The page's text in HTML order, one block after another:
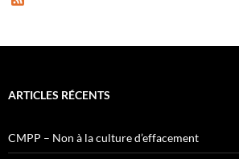
ARTICLES RÉCENTS
CMPP – Non à la culture d’effacement